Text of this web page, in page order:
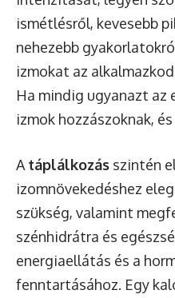
ismétlésről, kevesebb
nehezebb
izmokat az
Ha mindig ugyanazt az
izmok hozzászoknak,
A táplálkozás szintén
izomnövekedéshez
szükség, valamint
szénhidrátra és
energiaellátás és a
fenntartásához. Egy